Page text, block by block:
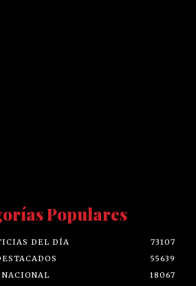
Populares
DEL DÍA
73107
55639
NACIONAL
18067